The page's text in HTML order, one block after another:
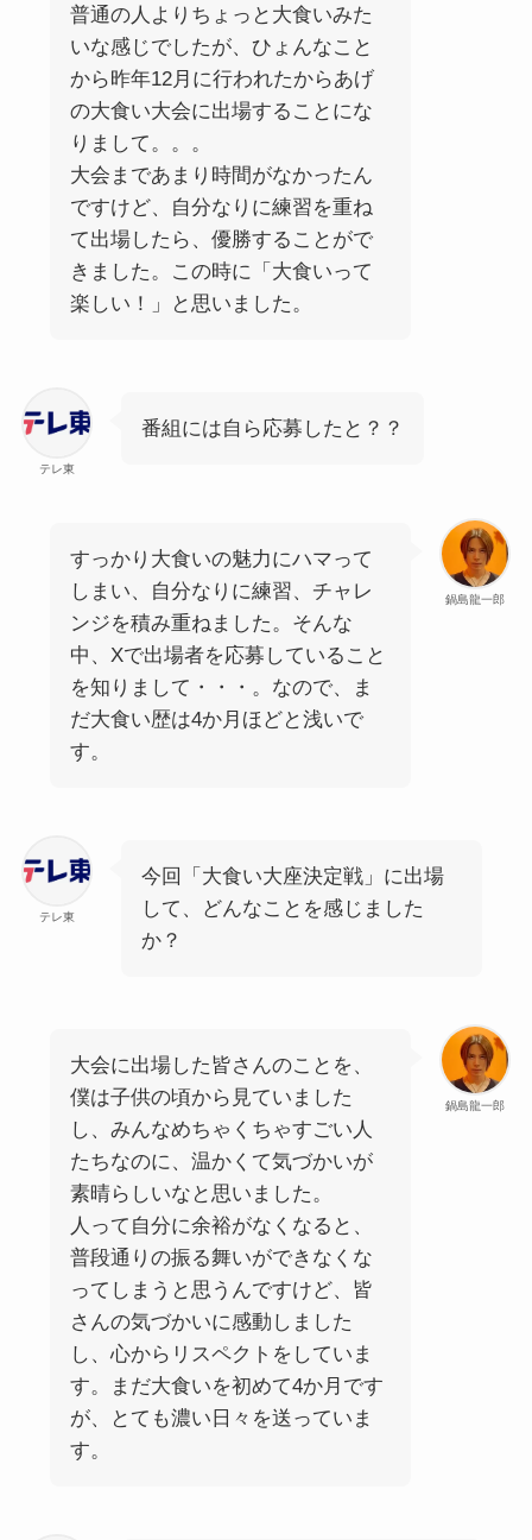
普通の人よりちょっと大食いみた
いな感じでしたが、ひょんなこと
から昨年12月に行われたからあげ
の大食い大会に出場することにな
りまして。。。
大会まであまり時間がなかったん
ですけど、自分なりに練習を重ね
て出場したら、優勝することがで
きました。この時に「大食いって
楽しい！」と思いました。
テレ東
番組には自ら応募したと？？
鍋島龍一郎
すっかり大食いの魅力にハマって
しまい、自分なりに練習、チャレ
ンジを積み重ねました。そんな
中、Xで出場者を応募していること
を知りまして・・・。なので、ま
だ大食い歴は4か月ほどと浅いで
す。
テレ東
今回「大食い大座決定戦」に出場
して、どんなことを感じました
か？
鍋島龍一郎
大会に出場した皆さんのことを、
僕は子供の頃から見ていました
し、みんなめちゃくちゃすごい人
たちなのに、温かくて気づかいが
素晴らしいなと思いました。
人って自分に余裕がなくなると、
普段通りの振る舞いができなくな
ってしまうと思うんですけど、皆
さんの気づかいに感動しました
し、心からリスペクトをしていま
す。まだ大食いを初めて4か月です
が、とても濃い日々を送っていま
す。